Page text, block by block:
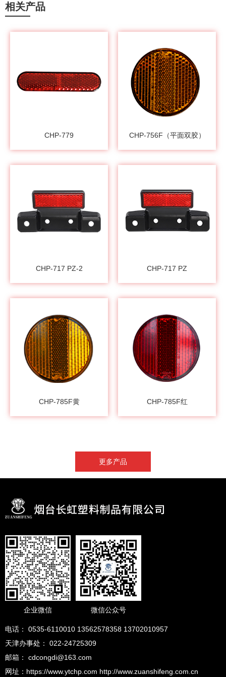
相关产品
CHP-779 CHP-756F（平面双胶）
CHP-717 PZ-2 CHP-717 PZ
CHP-785F黄 CHP-785F红
更多产品
企业微信 微信公众号
电话： 0535-6110010 13562578358 13702010957
天津办事处： 022-24725309
邮箱： cdcongdi@163.com
网址：https://www.ytchp.com http://www.zuanshifeng.com.cn